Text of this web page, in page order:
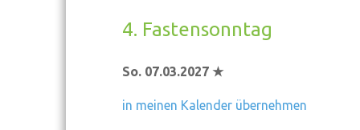
4. Fastensonntag
So. 07.03.2027 ★
in meinen Kalender übernehmen